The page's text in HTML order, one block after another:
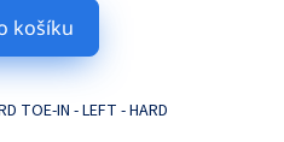
košíku
TOE-IN - LEFT - HARD